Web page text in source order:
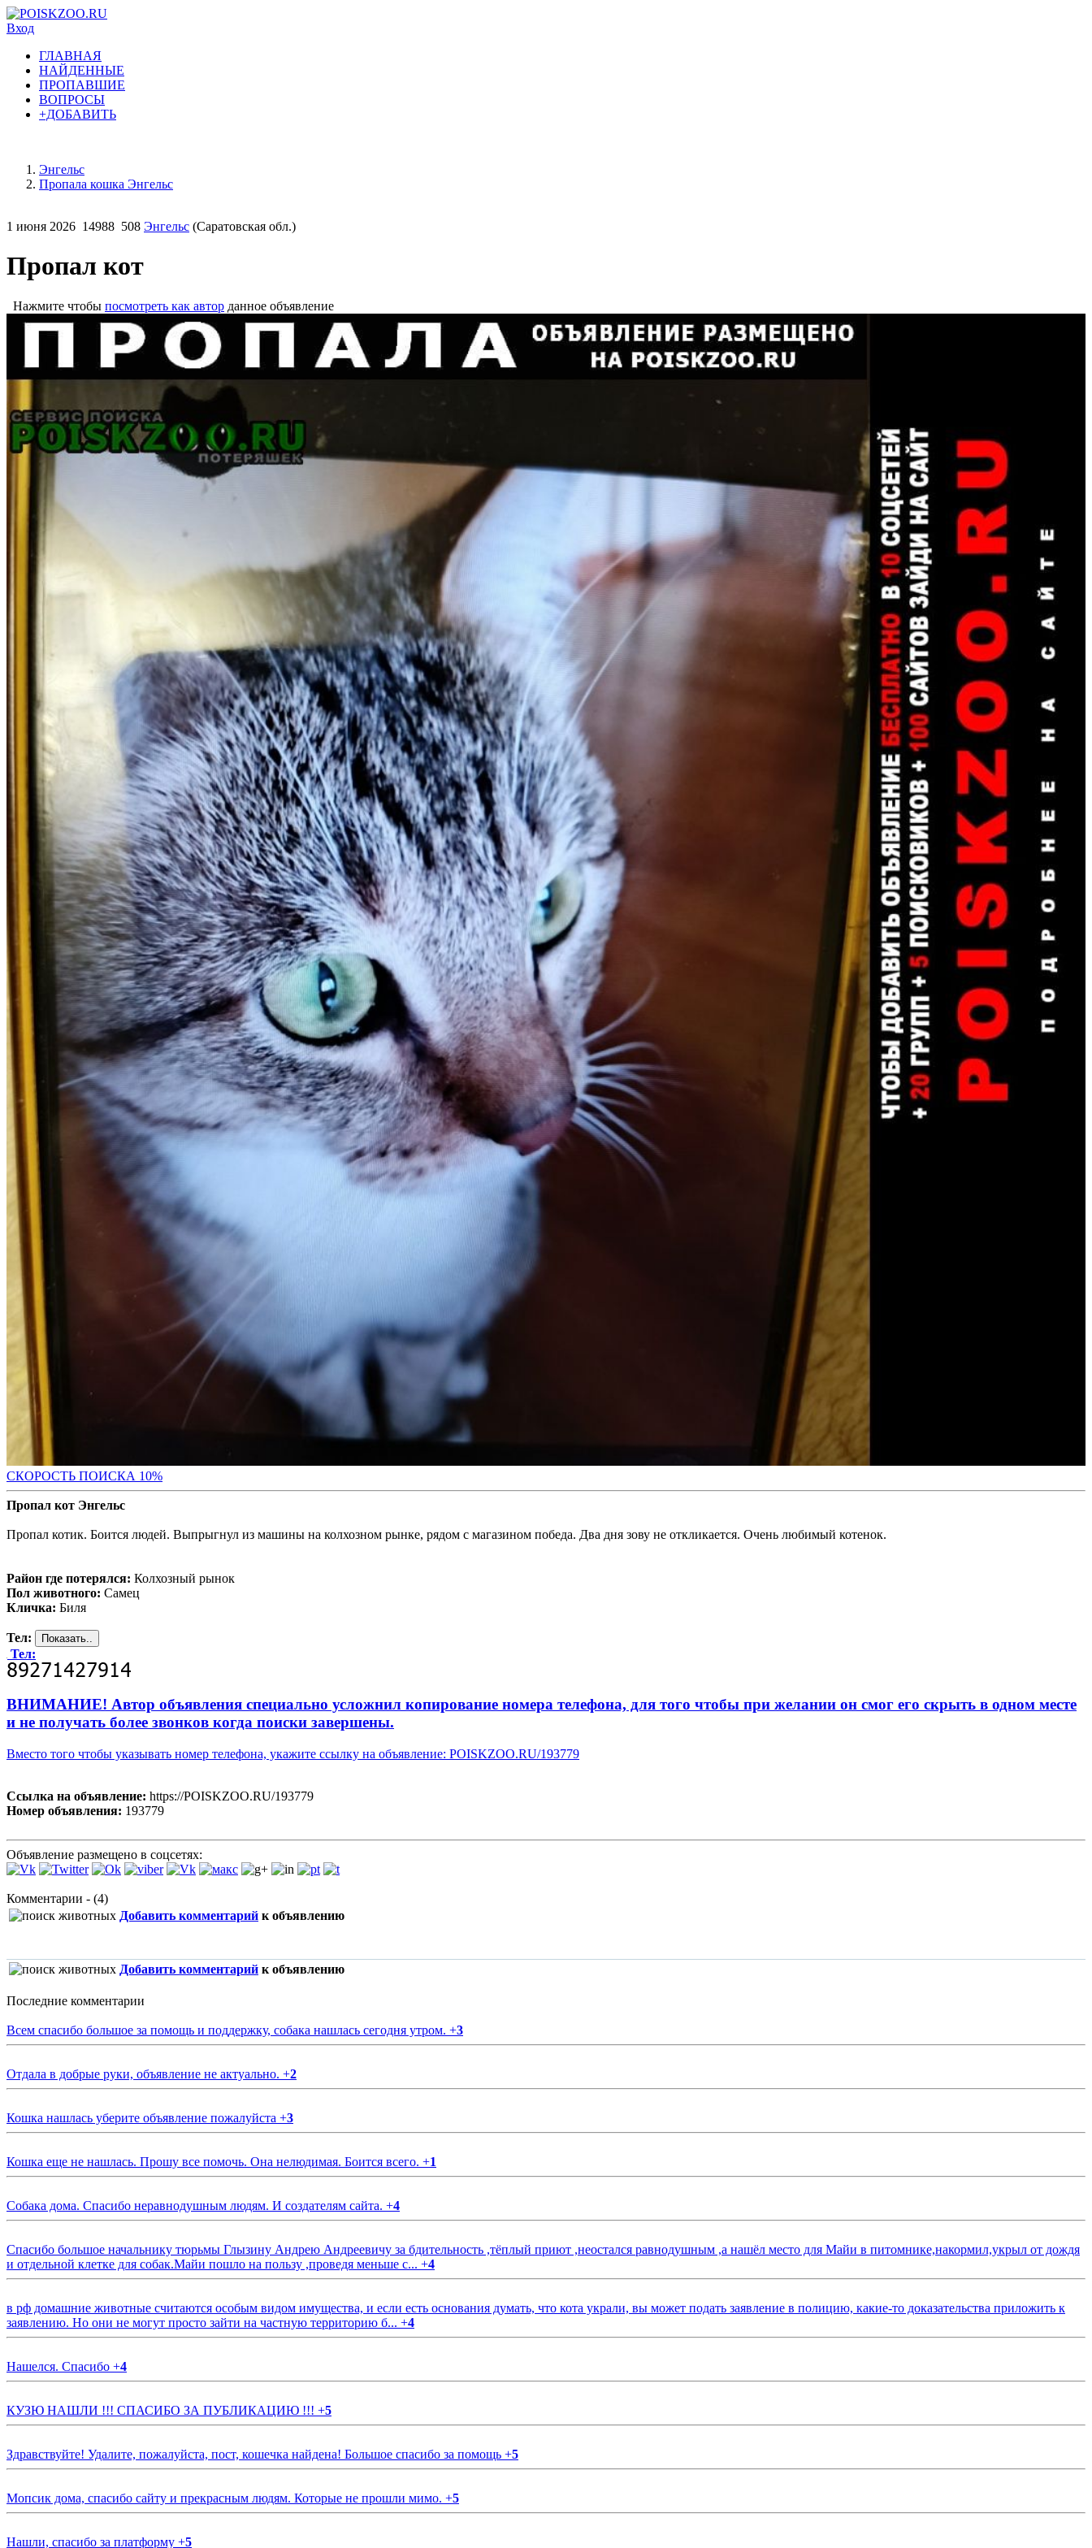
Вход
ГЛАВНАЯ
НАЙДЕННЫЕ
ПРОПАВШИЕ
ВОПРОСЫ
+ДОБАВИТЬ
Энгельс
Пропала кошка Энгельс
1 июня 2026 14988 508 Энгельс (Саратовская обл.)
Пропал кот
Нажмите чтобы посмотреть как автор данное объявление
СКОРОСТЬ ПОИСКА 10%
Пропал кот Энгельс
Пропал котик. Боится людей. Выпрыгнул из машины на колхозном рынке, рядом с магазином победа. Два дня зову не откликается. Очень любимый котенок.
Район где потерялся: Колхозный рынок
Пол животного: Самец
Кличка: Биля
Тел:
Тел:
ВНИМАНИЕ! Автор объявления специально усложнил копирование номера телефона, для того чтобы при желании он смог его скрыть в одном месте
и не получать более звонков когда поиски завершены.
Вместо того чтобы указывать номер телефона, укажите ссылку на объявление: POISKZOO.RU/193779
Ссылка на объявление: https://POISKZOO.RU/193779
Номер объявления: 193779
Объявление размещено в соцсетях:
Комментарии - (4)
Добавить комментарий к объявлению
Добавить комментарий к объявлению
Последние комментарии
Всем спасибо большое за помощь и поддержку, собака нашлась сегодня утром. +3
Отдала в добрые руки, объявление не актуально. +2
Кошка нашлась уберите объявление пожалуйста +3
Кошка еще не нашлась. Прошу все помочь. Она нелюдимая. Боится всего. +1
Собака дома. Спасибо неравнодушным людям. И создателям сайта. +4
Спасибо большое начальнику тюрьмы Глызину Андрею Андреевичу за бдительность ,тёплый приют ,неостался равнодушным ,а нашёл место для Майи в питомнике,накормил,укрыл от дождя
и отдельной клетке для собак.Майи пошло на пользу ,проведя меньше с... +4
в рф домашние животные считаются особым видом имущества, и если есть основания думать, что кота украли, вы может подать заявление в полицию, какие-то доказательства приложить к
заявлению. Но они не могут просто зайти на частную территорию б... +4
Нашелся. Спасибо +4
КУЗЮ НАШЛИ !!! СПАСИБО ЗА ПУБЛИКАЦИЮ !!! +5
Здравствуйте! Удалите, пожалуйста, пост, кошечка найдена! Большое спасибо за помощь +5
Мопсик дома, спасибо сайту и прекрасным людям. Которые не прошли мимо. +5
Нашли, спасибо за платформу +5